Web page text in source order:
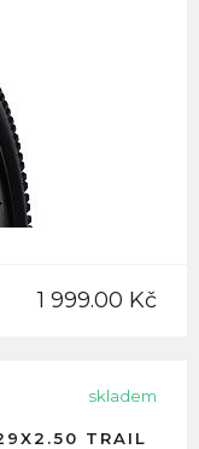
1 999.00 Kč
skladem
TRAIL